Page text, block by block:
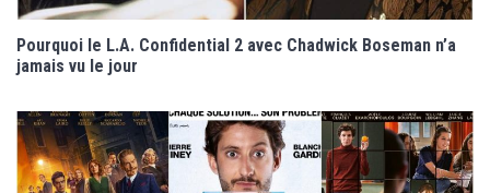
Pourquoi le L.A. Confidential 2 avec Chadwick Boseman n’a
jamais vu le jour